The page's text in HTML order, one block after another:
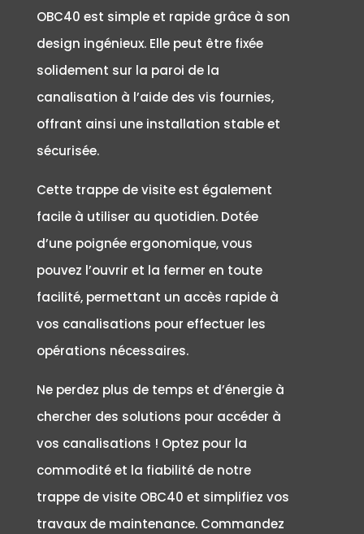
OBC40 est simple et rapide grâce à son
design ingénieux. Elle peut être fixée
solidement sur la paroi de la
canalisation à l’aide des vis fournies,
offrant ainsi une installation stable et
sécurisée.
Cette trappe de visite est également
facile à utiliser au quotidien. Dotée
d’une poignée ergonomique, vous
pouvez l’ouvrir et la fermer en toute
facilité, permettant un accès rapide à
vos canalisations pour effectuer les
opérations nécessaires.
Ne perdez plus de temps et d’énergie à
chercher des solutions pour accéder à
vos canalisations ! Optez pour la
commodité et la fiabilité de notre
trappe de visite OBC40 et simplifiez vos
travaux de maintenance. Commandez